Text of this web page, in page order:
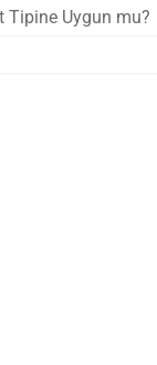
Tipine Uygun mu?